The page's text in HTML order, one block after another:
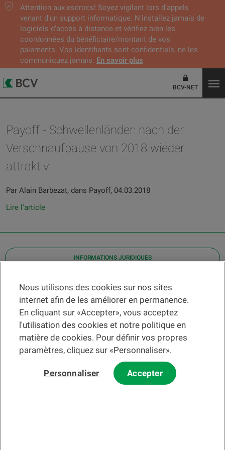
Attention aux escrocs! Soyez vigilant lors d’appels
venant d'un support informatique. N’installez jamais de
logiciels d’accès à distance et vérifiez bien les
coordonnées du bénéficiaire/montant de vos
paiements. Vos identifiants sont confidentiels, ne les
communiquez jamais. En savoir plus
BCV-NET
Payoff - Schwellenländer: nach der
Verschnaufpause von 2018 wieder
attraktiv
Par Alain Barbezat, dans Payoff, 04.03.2018
Lire l'article
INFORMATIONS JURIDIQUES
Contact
Localiser une agence
Aide
Actualités
Taux de change
Nous utilisons des cookies sur nos sites
internet afin de les améliorer en permanence.
En cliquant sur «Accepter», vous acceptez
l'utilisation des cookies et notre politique en
matière de cookies. Pour définir vos propres
paramètres, cliquez sur «Personnaliser».
Personnaliser Accepter